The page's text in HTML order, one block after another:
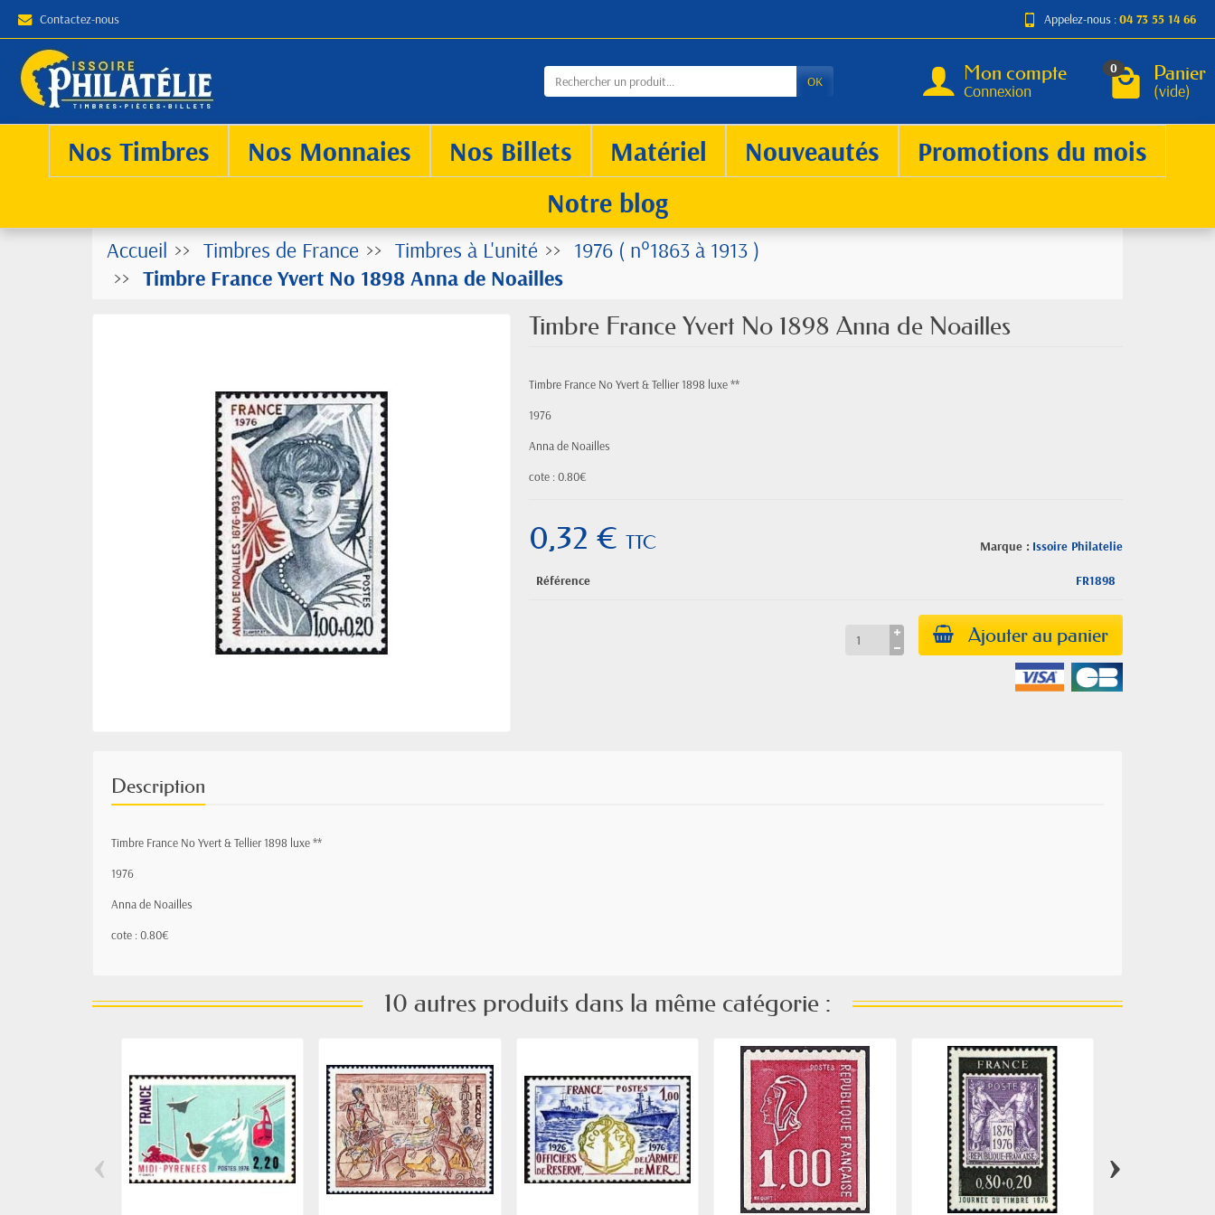
Contactez-nous Appelez-nous :04 73 55 14 66
OK Mon compte
Connexion
0 Panier
(vide)
Nos Timbres Nos Monnaies Nos Billets Matériel Nouveautés
Promotions du mois
Notre blog
Accueil Timbres de France Timbres à L'unité
1976 ( n°1863 à 1913 )
Timbre France Yvert No 1898 Anna de Noailles
Timbre France Yvert No 1898 Anna de Noailles
Timbre France No Yvert & Tellier 1898 luxe **
1976
Anna de Noailles
cote : 0.80€
Marque : Issoire Philatelie
0,32 €TTC
Référence FR1898
Ajouter au panier
Description
Timbre France No Yvert & Tellier 1898 luxe **
1976
Anna de Noailles
cote : 0.80€
10 autres produits dans la même catégorie :
‹ ›